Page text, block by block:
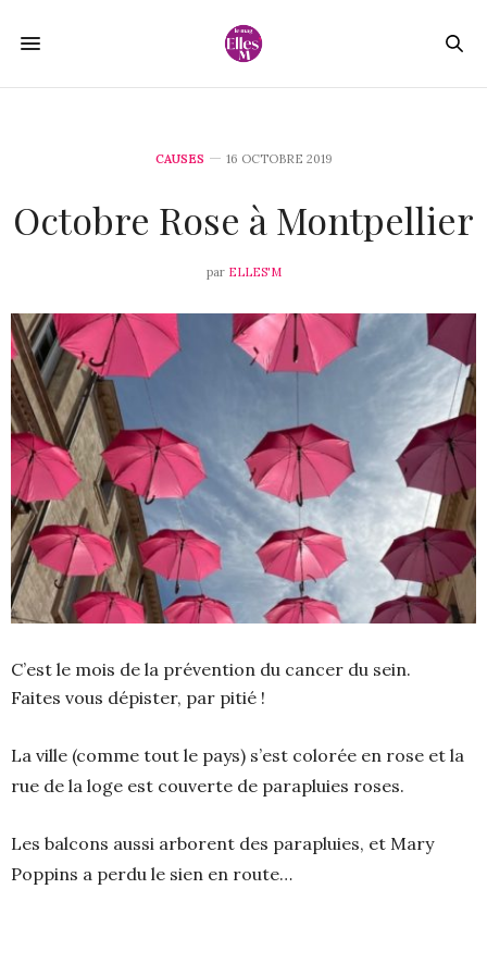
CAUSES 16 OCTOBRE 2019
Octobre Rose à Montpellier
par ELLES'M
C’est le mois de la prévention du cancer du sein.
Faites vous dépister, par pitié !
La ville (comme tout le pays) s’est colorée en rose et la
rue de la loge est couverte de parapluies roses.
Les balcons aussi arborent des parapluies, et Mary
Poppins a perdu le sien en route…